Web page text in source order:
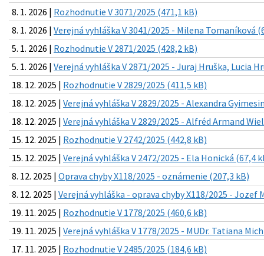
8. 1. 2026 | Rozhodnutie V 3071/2025 (471,1 kB)
8. 1. 2026 | Verejná vyhláška V 3041/2025 - Milena Tomaníková
5. 1. 2026 | Rozhodnutie V 2871/2025 (428,2 kB)
5. 1. 2026 | Verejná vyhláška V 2871/2025 - Juraj Hruška, Lucia
18. 12. 2025 | Rozhodnutie V 2829/2025 (411,5 kB)
18. 12. 2025 | Verejná vyhláška V 2829/2025 - Alexandra
18. 12. 2025 | Verejná vyhláška V 2829/2025 - Alfréd Armand
15. 12. 2025 | Rozhodnutie V 2742/2025 (442,8 kB)
15. 12. 2025 | Verejná vyhláška V 2472/2025 - Ela Honická (67,4
8. 12. 2025 | Oprava chyby X118/2025 - oznámenie (207,3 kB)
8. 12. 2025 | Verejná vyhláška - oprava chyby X118/2025 - Jozef
19. 11. 2025 | Rozhodnutie V 1778/2025 (460,6 kB)
19. 11. 2025 | Verejná vyhláška V 1778/2025 - MUDr. Tatiana
17. 11. 2025 | Rozhodnutie V 2485/2025 (184,6 kB)